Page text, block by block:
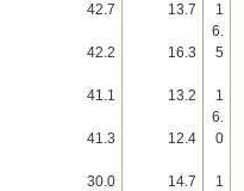
42.7
42.2
41.1
41.3
30.0
13.7
16.3
13.2
12.4
14.7
1
6.
5
1
6.
0
1